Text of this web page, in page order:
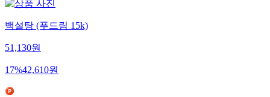
백설탕 (푸드림 15k)
51,130원
17%42,610원